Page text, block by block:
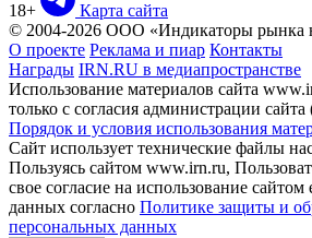
18+
Карта сайта
© 2004-2026 ООО «Индикаторы рынка
О проекте Реклама и пиар Контакты
Награды IRN.RU в медиапространстве
Использование материалов сайта
только с согласия администрации
Порядок и условия использования
Сайт использует технические файлы
Пользуясь сайтом www.irn.ru,
свое согласие на использование
данных согласно Политике защиты и
персональных данных